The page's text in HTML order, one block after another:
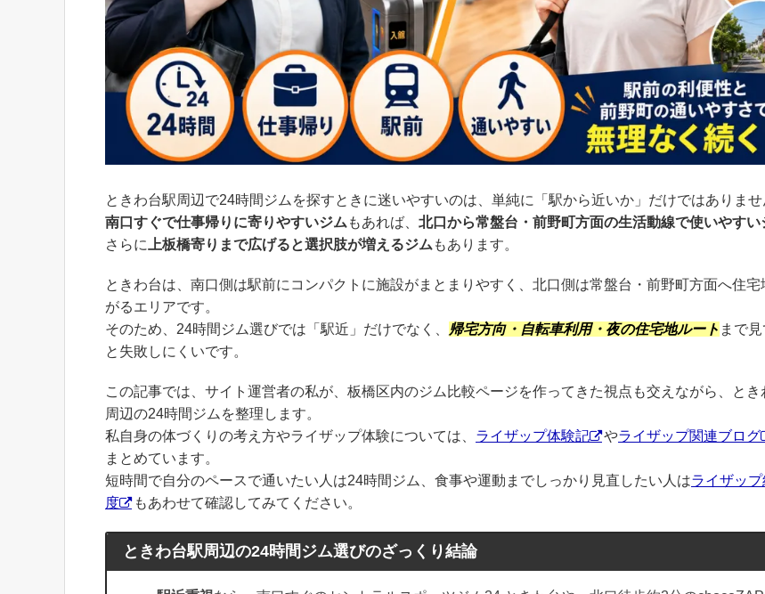
ときわ台駅周辺で24時間ジムを探すときに迷いやすいのは、単純に「駅から近いか」だけではありませ
南口すぐで仕事帰りに寄りやすいジム もあれば、 北口から常盤台・前野町方面の生活動線で使いやすい
さらに
上板橋寄りまで広げると選択肢が増えるジム もあります。
ときわ台は、南口側は駅前にコンパクトに施設がまとまりやすく、北口側は常盤台・前野町方面へ住宅
がるエリアです。
そのため、24時間ジム選びでは「駅近」だけでなく、
帰宅方向・自転車利用・夜の住宅地ルート まで見
と失敗しにくいです。
この記事では、サイト運営者の私が、板橋区内のジム比較ページを作ってきた視点も交えながら、とき
周辺の24時間ジムを整理します。
私自身の体づくりの考え方やライザップ体験については、 ライザップ体験記 やライザップ関連ブログ
まとめています。
短時間で自分のペースで通いたい人は24時間ジム、食事や運動までしっかり見直したい人はライザップ
度
もあわせて確認してみてください。
ときわ台駅周辺の24時間ジム選びのざっくり結論